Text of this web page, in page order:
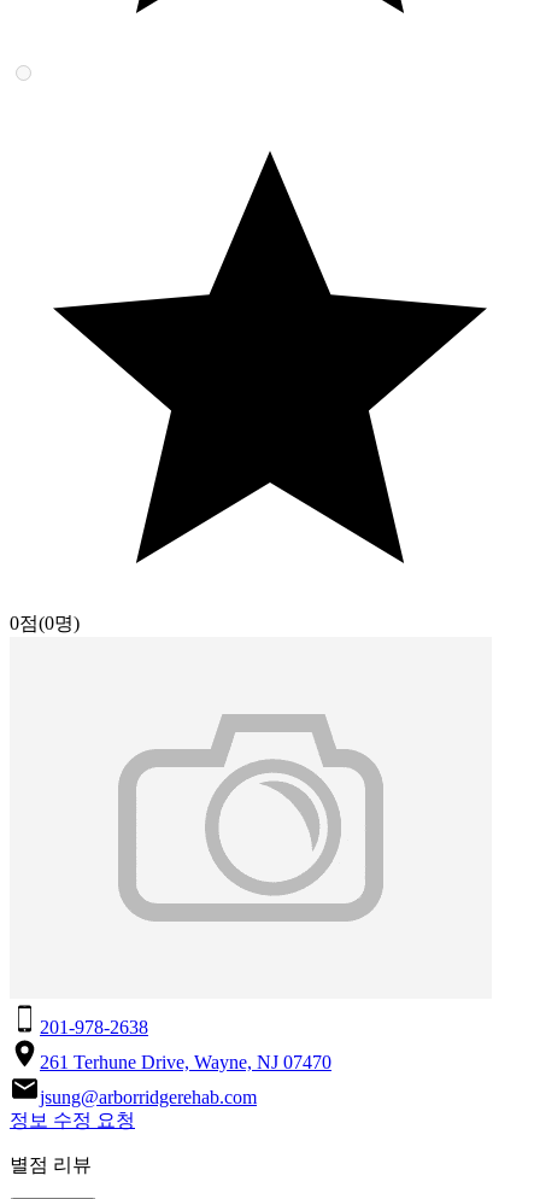
0점(0명)
201-978-2638
261 Terhune Drive, Wayne, NJ 07470
jsung@arborridgerehab.com
정보 수정 요청
별점 리뷰